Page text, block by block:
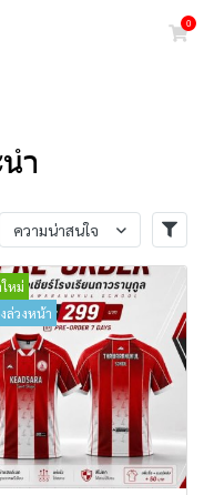
0
ำ
ความน่าสนใจ
หม่
ล่วงหน้า